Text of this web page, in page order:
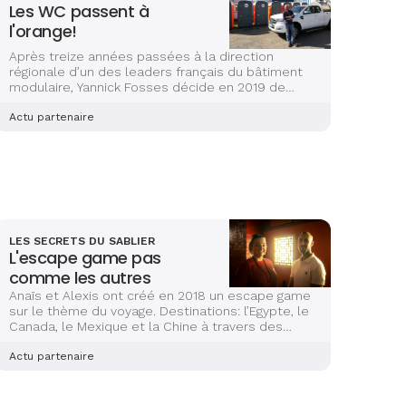
Les WC passent à
l'orange!
Après treize années passées à la direction
régionale d’un des leaders français du bâtiment
modulaire, Yannick Fosses décide en 2019 de
Pari réussi !
Actu partenaire
LES SECRETS DU SABLIER
L'escape game pas
comme les autres
Anaïs et Alexis ont créé en 2018 un escape game
sur le thème du voyage. Destinations: l’Egypte, le
Canada, le Mexique et la Chine à travers des
Actu partenaire